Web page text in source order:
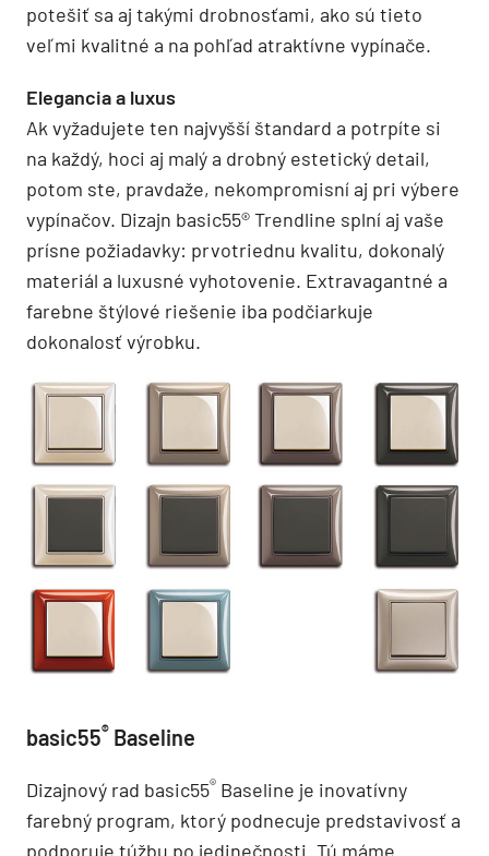
potešiť sa aj takými drobnosťami, ako sú tieto
veľmi kvalitné a na pohľad atraktívne vypínače.
Elegancia a luxus
Ak vyžadujete ten najvyšší štandard a potrpíte si
na každý, hoci aj malý a drobný estetický detail,
potom ste, pravdaže, nekompromisní aj pri výbere
vypínačov. Dizajn basic55® Trendline splní aj vaše
prísne požiadavky: prvotriednu kvalitu, dokonalý
materiál a luxusné vyhotovenie. Extravagantné a
farebne štýlové riešenie iba podčiarkuje
dokonalosť výrobku.
basic55® Baseline
Dizajnový rad basic55® Baseline je inovatívny
farebný program, ktorý podnecuje predstavivosť a
podporuje túžbu po jedinečnosti. Tú máme